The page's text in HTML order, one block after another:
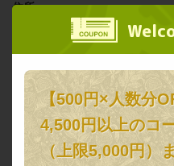
【500円×人数分
4,500円以上のコ
（上限5,000円）
住所
東京都台東区上野３-２１-７
御徒町駅0分♪上野駅５分♪ 松
前、 デート 肉 チーズ ワインの
電話番号
03-5818-8810
ワインの酒場。ディプント
https://dipunto-
お店情